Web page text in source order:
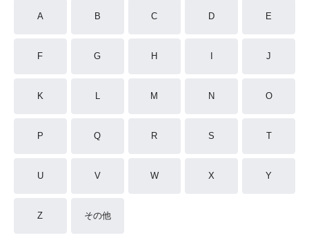
A B C D E
F G H J
K L M N O
P Q R S T
U V W X Y
Z その他